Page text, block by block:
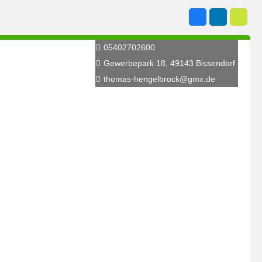
05402702600
Gewerbepark 18, 49143 Bissendorf
thomas-hengelbrock@gmx.de